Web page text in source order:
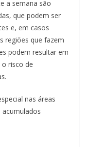
a semana são
que podem ser
e, em casos
regiões que fazem
podem resultar em
risco de
nas áreas
acumulados